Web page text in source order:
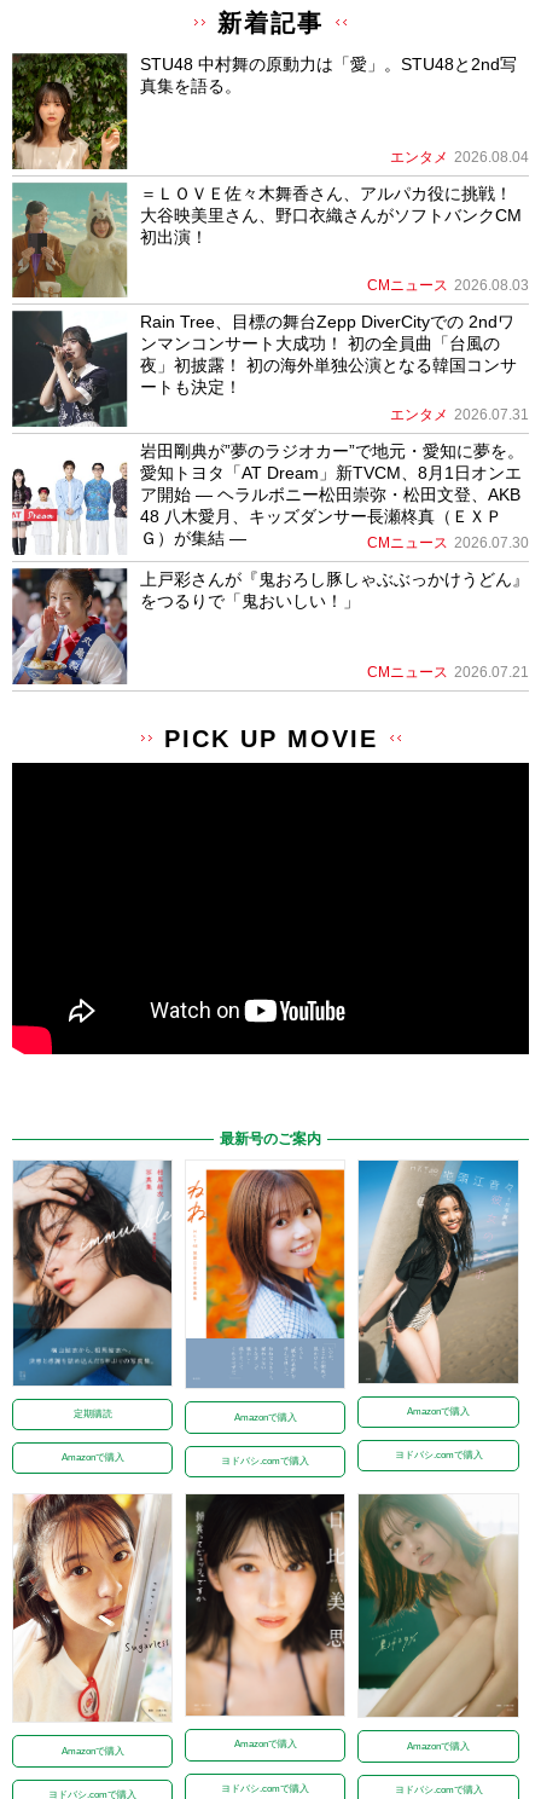
新着記事
STU48 中村舞の原動力は「愛」。STU48と2nd写
真集を語る。
エンタメ 2026.08.04
＝ＬＯＶＥ佐々木舞香さん、アルパカ役に挑戦！
大谷映美里さん、野口衣織さんがソフトバンクCM
初出演！
CMニュース 2026.08.03
Rain Tree、目標の舞台Zepp DiverCityでの 2ndワ
ンマンコンサート大成功！ 初の全員曲「台風の
夜」初披露！ 初の海外単独公演となる韓国コンサ
ートも決定！
エンタメ 2026.07.31
岩田剛典が”夢のラジオカー”で地元・愛知に夢を。
愛知トヨタ「AT Dream」新TVCM、8月1日オンエ
ア開始 ― ヘラルボニー松田崇弥・松田文登、AKB
48 八木愛月、キッズダンサー長瀬柊真（ＥＸＰ
Ｇ）が集結 ―
CMニュース 2026.07.30
上戸彩さんが『鬼おろし豚しゃぶぶっかけうどん』
をつるりで「鬼おいしい！」
CMニュース 2026.07.21
PICK UP MOVIE
最新号のご案内
定期購読
Amazonで購入
Amazonで購入
ヨドバシ.comで購入
Amazonで購入
ヨドバシ.comで購入
Amazonで購入
ヨドバシ.comで購入
Amazonで購入
ヨドバシ.comで購入
Amazonで購入
ヨドバシ.comで購入